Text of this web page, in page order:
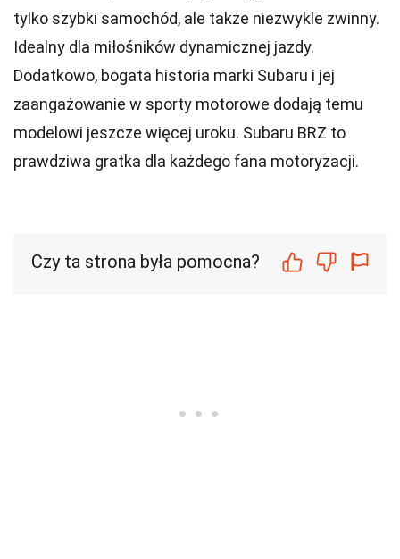
tylko szybki samochód, ale także niezwykle zwinny.
Idealny dla miłośników dynamicznej jazdy.
Dodatkowo, bogata historia marki Subaru i jej
zaangażowanie w sporty motorowe dodają temu
modelowi jeszcze więcej uroku. Subaru BRZ to
prawdziwa gratka dla każdego fana motoryzacji.
Czy ta strona była pomocna?